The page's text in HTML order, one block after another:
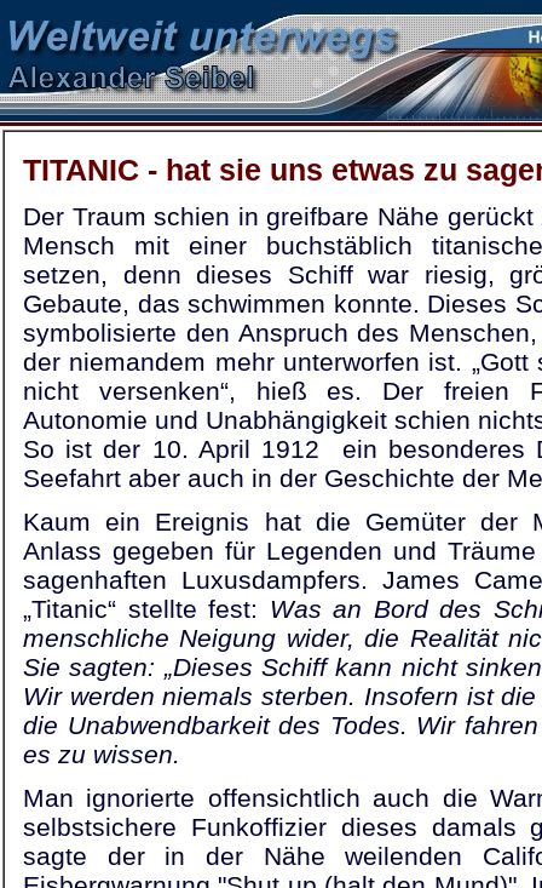
TITANIC - hat sie uns etwas zu
Der Traum schien in greifbare Nähe
Mensch mit einer buchstäblich
setzen, denn dieses Schiff war riesig,
Gebaute, das schwimmen konnte. Dieses
symbolisierte den Anspruch des
der niemandem mehr unterworfen ist.
nicht versenken“, hieß es. Der freien
Autonomie und Unabhängigkeit schien
So ist der 10. April 1912 ein besonderes
Seefahrt aber auch in der Geschichte der
Kaum ein Ereignis hat die Gemüter der
Anlass gegeben für Legenden und
sagenhaften Luxusdampfers. James
„Titanic“ stellte fest: Was an Bord des
menschliche Neigung wider, die Realität
Sie sagten: „Dieses Schiff kann nicht
Wir werden niemals sterben. Insofern ist die
die Unabwendbarkeit des Todes. Wir
es zu wissen.
Man ignorierte offensichtlich auch die
selbstsichere Funkoffizier dieses damals
sagte der in der Nähe weilenden